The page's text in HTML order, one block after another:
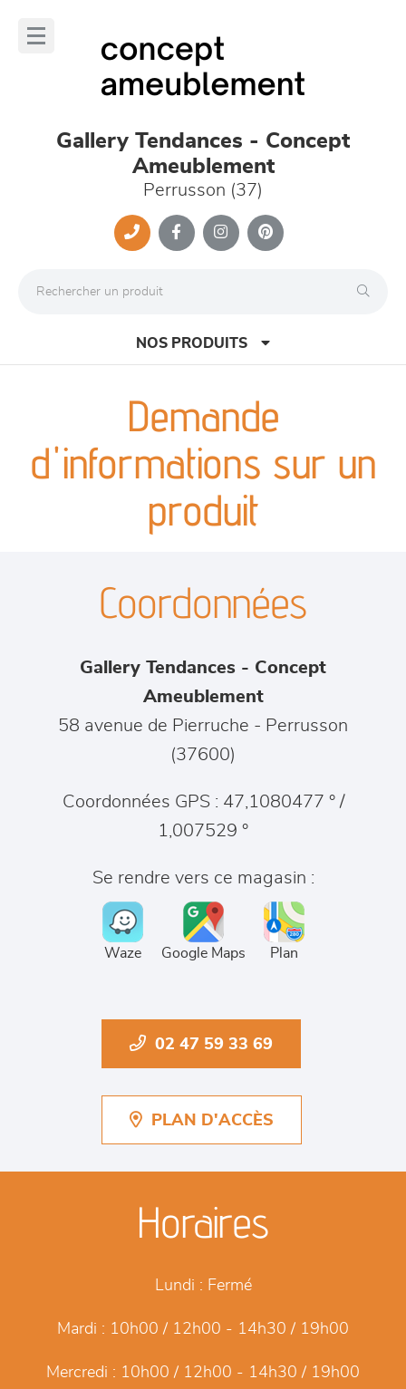
Gallery Tendances - Concept
Ameublement
Perrusson (37)
NOS PRODUITS
canapés et fauteuils
séjours
meubles de complément
chambres et dressing
Demande
d'informations sur un
produit
Coordonnées
Gallery Tendances - Concept
Ameublement
58 avenue de Pierruche - Perrusson
(37600)
Coordonnées GPS : 47,1080477 ° /
1,007529 °
Se rendre vers ce magasin :
Waze Google Maps Plan
02 47 59 33 69
PLAN D'ACCÈS
Horaires
Lundi : Fermé
Mardi : 10h00 / 12h00 - 14h30 / 19h00
Mercredi : 10h00 / 12h00 - 14h30 / 19h00